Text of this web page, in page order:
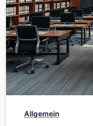
Allgemein